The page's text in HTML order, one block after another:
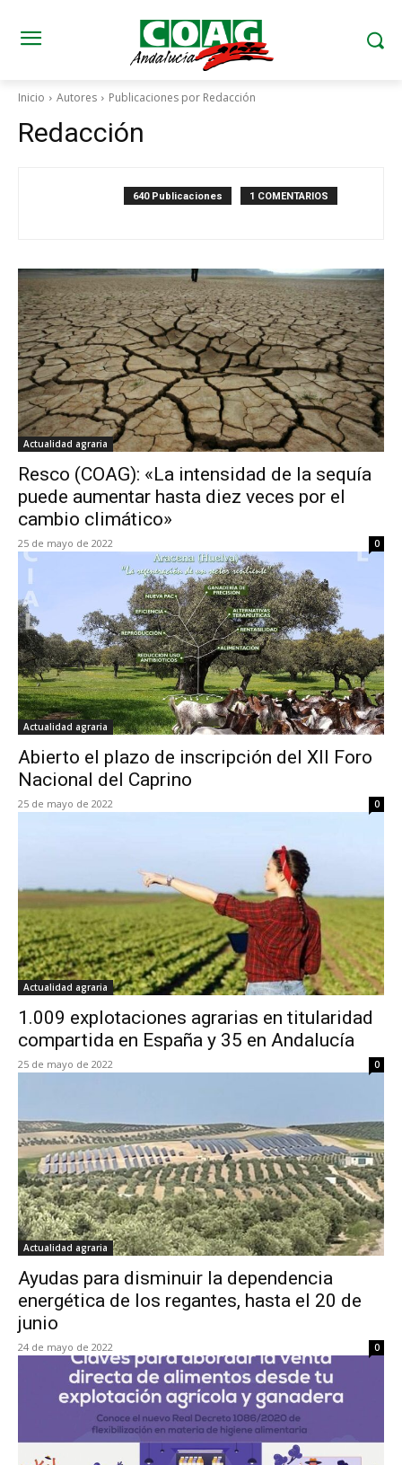
Inicio Autores Publicaciones por Redacción
Redacción
640 Publicaciones 1 COMENTARIOS
Actualidad agraria
Resco (COAG): «La intensidad de la sequía
puede aumentar hasta diez veces por el
cambio climático»
25 de mayo de 2022 0
Actualidad agraria
Abierto el plazo de inscripción del XII Foro
Nacional del Caprino
25 de mayo de 2022 0
Actualidad agraria
1.009 explotaciones agrarias en titularidad
compartida en España y 35 en Andalucía
25 de mayo de 2022 0
Actualidad agraria
Ayudas para disminuir la dependencia
energética de los regantes, hasta el 20 de
junio
24 de mayo de 2022 0